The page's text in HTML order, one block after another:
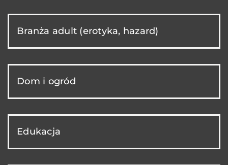
Branża adult (erotyka, hazard)
Dom i ogród
Edukacja